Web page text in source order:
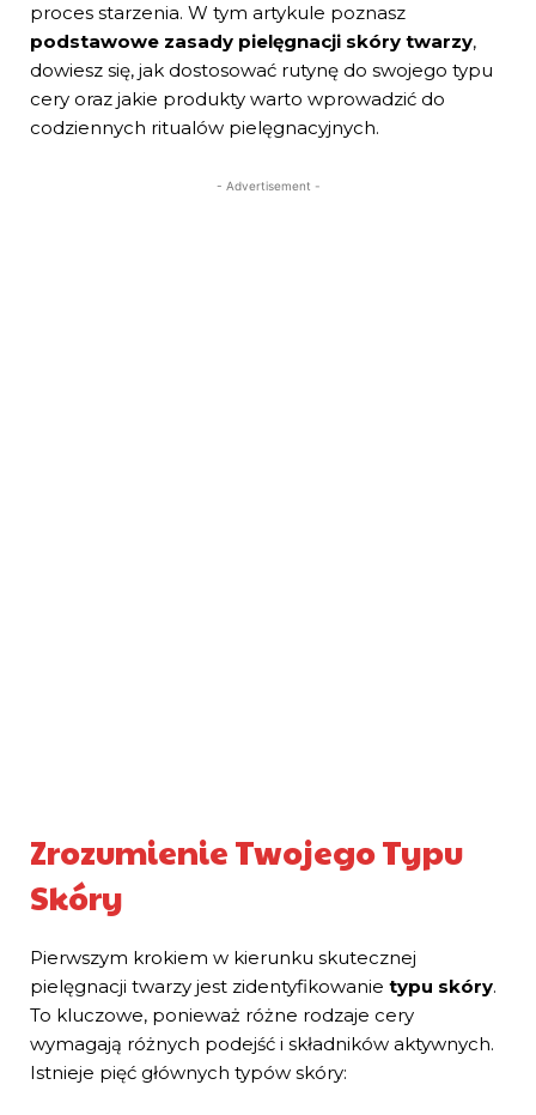
proces starzenia. W tym artykule poznasz
podstawowe zasady pielęgnacji skóry twarzy,
dowiesz się, jak dostosować rutynę do swojego typu
cery oraz jakie produkty warto wprowadzić do
codziennych ritualów pielęgnacyjnych.
- Advertisement -
Zrozumienie Twojego Typu
Skóry
Pierwszym krokiem w kierunku skutecznej
pielęgnacji twarzy jest zidentyfikowanie typu skóry.
To kluczowe, ponieważ różne rodzaje cery
wymagają różnych podejść i składników aktywnych.
Istnieje pięć głównych typów skóry: